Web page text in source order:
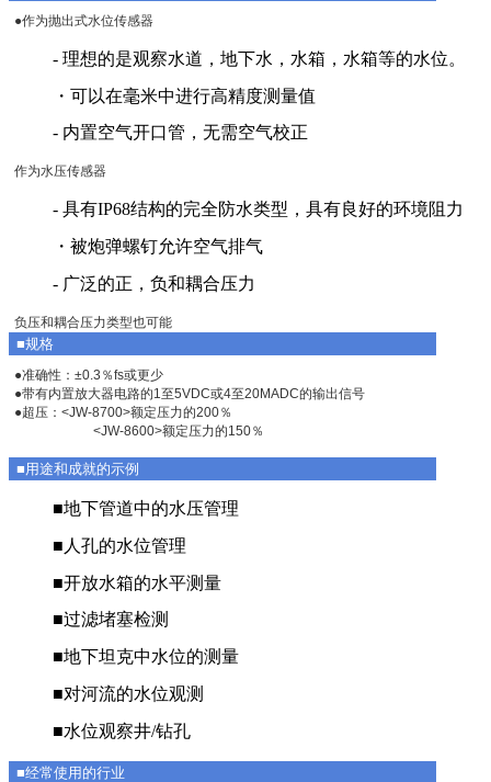
●作为抛出式水位传感器
- 理想的是观察水道，地下水，水箱，水箱等的水位。
・可以在毫米中进行高精度测量值
- 内置空气开口管，无需空气校正
作为水压传感器
- 具有IP68结构的完全防水类型，具有良好的环境阻力
・被炮弹螺钉允许空气排气
- 广泛的正，负和耦合压力
负压和耦合压力类型也可能
■规格
●准确性：±0.3％fs或更少
●带有内置放大器电路的1至5VDC或4至20MADC的输出信号
●超压：<JW-8700>额定压力的200％
<JW-8600>额定压力的150％
■用途和成就的示例
■地下管道中的水压管理
■人孔的水位管理
■开放水箱的水平测量
■过滤堵塞检测
■地下坦克中水位的测量
■对河流的水位观测
■水位观察井/钻孔
■经常使用的行业